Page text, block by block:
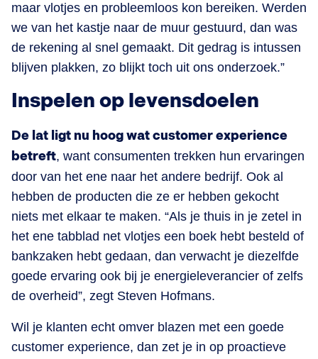
maar vlotjes en probleemloos kon bereiken. Werden
we van het kastje naar de muur gestuurd, dan was
de rekening al snel gemaakt. Dit gedrag is intussen
blijven plakken, zo blijkt toch uit ons onderzoek.”
Inspelen op levensdoelen
De lat ligt nu hoog wat customer experience
betreft, want consumenten trekken hun ervaringen
door van het ene naar het andere bedrijf. Ook al
hebben de producten die ze er hebben gekocht
niets met elkaar te maken. “Als je thuis in je zetel in
het ene tabblad net vlotjes een boek hebt besteld of
bankzaken hebt gedaan, dan verwacht je diezelfde
goede ervaring ook bij je energieleverancier of zelfs
de overheid”, zegt Steven Hofmans.
Wil je klanten echt omver blazen met een goede
customer experience, dan zet je in op proactieve